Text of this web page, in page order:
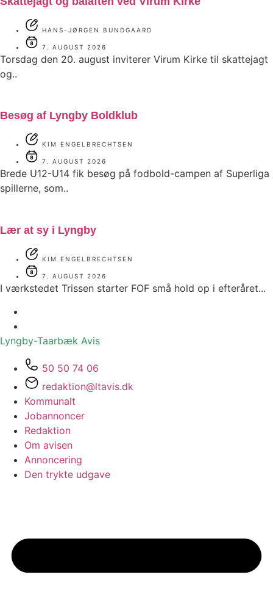
HANS-JØRGEN BUNDGAARD
7. AUGUST 2026
Torsdag den 20. august inviterer Virum Kirke til skattejagt
og..
Besøg af Lyngby Boldklub
KIM ENGELBRECHTSEN
7. AUGUST 2026
Brede U12-U14 fik besøg på fodbold-campen af Superliga
spillerne, som..
Lær at sy i Lyngby
KIM ENGELBRECHTSEN
7. AUGUST 2026
I værkstedet Trissen starter FOF små hold op i efteråret...
Lyngby-Taarbæk Avis
50 50 74 06
redaktion@ltavis.dk
Kommunalt
Jobannoncer
Redaktion
Om avisen
Annoncering
Den trykte udgave